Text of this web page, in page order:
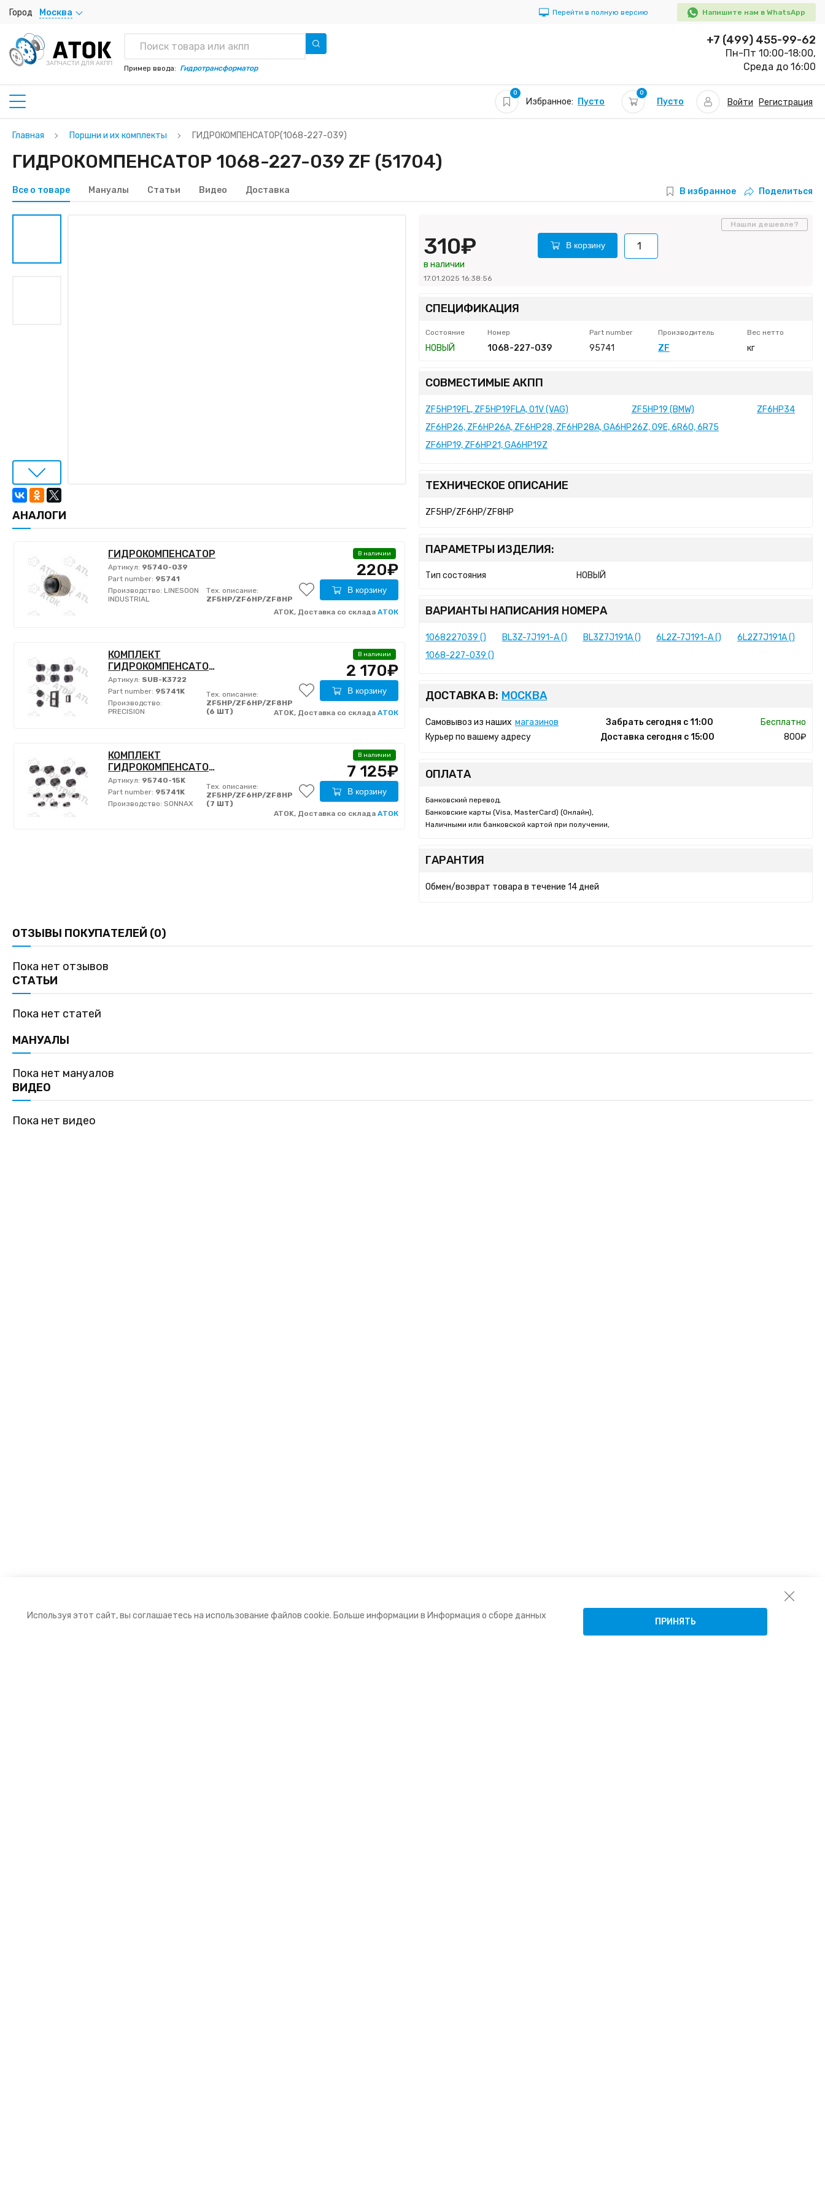
Город Москва Перейти в полную версию Напишите нам в WhatsApp
ЗАПЧАСТИ ДЛЯ АКПП
Пример ввода: Гидротрансформатор
+7 (499) 455-99-62
Пн-Пт 10:00-18:00,
Среда до 16:00
0
Избранное: Пусто
0
Пусто Войти Регистрация
Главная Поршни и их комплекты ГИДРОКОМПЕНСАТОР(1068-227-039)
ГИДРОКОМПЕНСАТОР 1068-227-039 ZF (51704)
Все о товаре Мануалы Статьи Видео Доставка В избранное Поделиться
310₽
в наличии
17.01.2025 16:38:56
В корзину
Нашли дешевле?
СПЕЦИФИКАЦИЯ
Состояние Номер Part number Производитель Вес нетто
НОВЫЙ 1068-227-039 95741 ZF кг
СОВМЕСТИМЫЕ АКПП
ZF5HP19FL, ZF5HP19FLA, 01V (VAG) ZF5HP19 (BMW)
ZF6HP34
ZF6HP26, ZF6HP26A, ZF6HP28, ZF6HP28A, GA6HP26Z, 09E, 6R60, 6R75
ZF6HP19, ZF6HP21, GA6HP19Z
ТЕХНИЧЕСКОЕ ОПИСАНИЕ
ZF5HP/ZF6HP/ZF8HP
ПАРАМЕТРЫ ИЗДЕЛИЯ:
Тип состояния НОВЫЙ
ВАРИАНТЫ НАПИСАНИЯ НОМЕРА
1068227039 () BL3Z-7J191-A () BL3Z7J191A () 6L2Z-7J191-A ()
6L2Z7J191A ()
1068-227-039 ()
ДОСТАВКА В: МОСКВА
Самовывоз из наших магазинов Забрать сегодня с 11:00
Бесплатно
Курьер по вашему адресу
Доставка сегодня с 15:00 800₽
ОПЛАТА
Банковский перевод,
Банковские карты (Visa, MasterCard) (Онлайн),
Наличными или банковской картой при получении,
ГАРАНТИЯ
Обмен/возврат товара в течение 14 дней
АНАЛОГИ
ГИДРОКОМПЕНСАТОР
Артикул: 95740-039
Part number: 95741
Производство: LINESOON
INDUSTRIAL
Тех. описание:
ZF5HP/ZF6HP/ZF8HP
В наличии
220₽
В корзину
ATOK, Доставка со склада АТОК
КОМПЛЕКТ
ГИДРОКОМПЕНСАТОРОВ
Артикул: SUB-K3722
Part number: 95741K
Производство:
PRECISION
Тех. описание:
ZF5HP/ZF6HP/ZF8HP
(6 ШТ)
В наличии
2 170₽
В корзину
ATOK, Доставка со склада АТОК
КОМПЛЕКТ
ГИДРОКОМПЕНСАТОРОВ
Артикул: 95740-15K
Part number: 95741K
Производство: SONNAX
Тех. описание:
ZF5HP/ZF6HP/ZF8HP
(7 ШТ)
В наличии
7 125₽
В корзину
ATOK, Доставка со склада АТОК
ОТЗЫВЫ ПОКУПАТЕЛЕЙ (0)
Пока нет отзывов
СТАТЬИ
Пока нет статей
МАНУАЛЫ
Пока нет мануалов
ВИДЕО
Пока нет видео
Используя этот сайт, вы соглашаетесь на использование файлов cookie. Больше информации в Информация о сборе данных
ПРИНЯТЬ